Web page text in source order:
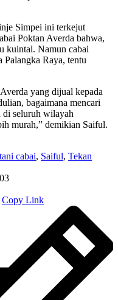
Simpei ini terkejut
Poktan Averda bahwa,
kuintal. Namun cabai
Palangka Raya, tentu
yang dijual kepada
bagaimana mencari
di seluruh wilayah
murah,” demikian Saiful.
cabai, Saiful, Tekan
Copy Link